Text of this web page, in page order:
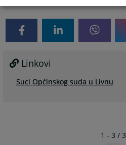
Linkovi
Suci Općinskog suda u Livnu
1 - 3 / 3